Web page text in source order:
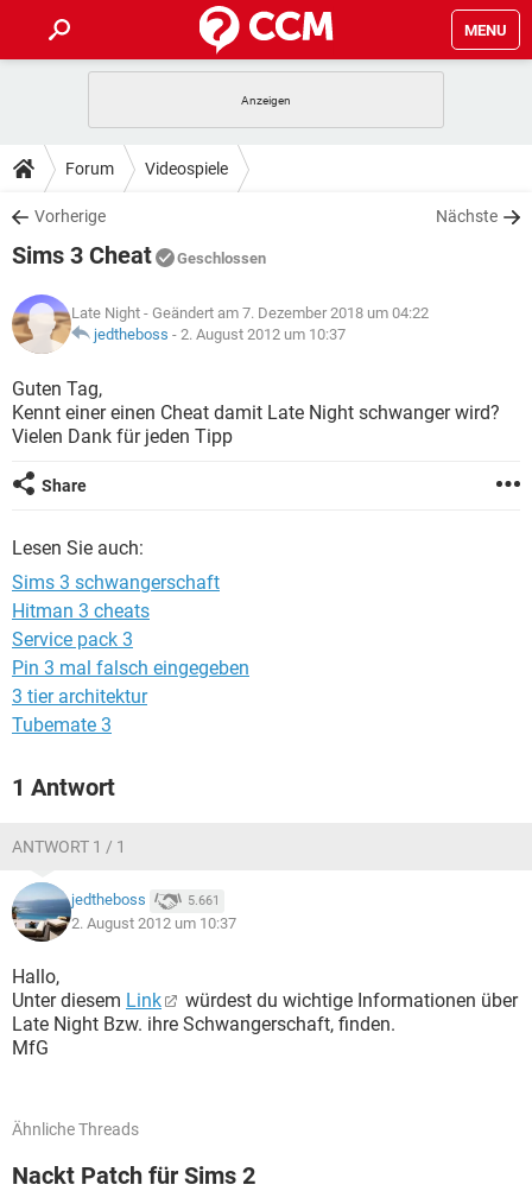
MENU
ANDROID
WINDOWS 10
WHATSAPP
FACEBOOK
TIPPS & TRICKS
SPIELE
WHATSAPP TIKTOK
FACEBOOK
DOWNLOADS
SPIELE
ANDROID
WINDOWS 10 INSTAGRAM
WHATSAPP
FACEBOOK HARDWARE
SPIELE STREAMING
ANDROID
WINDOWS 10
WHATSAPP
FACEBOOK
LEXIKON
SPIELE
ANDROID IOS
WHATSAPP
FACEBOOK
Forum Videospiele
Vorherige Nächste
Sims 3 Cheat Geschlossen
Late Night - Geändert am 7. Dezember 2018 um 04:22
jedtheboss - 2. August 2012 um 10:37
Guten Tag,
Kennt einer einen Cheat damit Late Night schwanger wird?
Vielen Dank für jeden Tipp
Share
Lesen Sie auch:
Sims 3 schwangerschaft
Hitman 3 cheats
Service pack 3
Pin 3 mal falsch eingegeben
3 tier architektur
Tubemate 3
1 Antwort
ANTWORT 1 / 1
jedtheboss 5.661
2. August 2012 um 10:37
Hallo,
Unter diesem Link
würdest du wichtige Informationen über
Late Night Bzw. ihre Schwangerschaft, finden.
MfG
Ähnliche Threads
Nackt Patch für Sims 2